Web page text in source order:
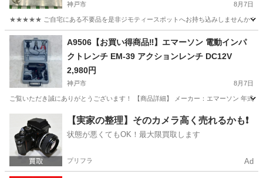
神戸市 8月7日
★★★★★ ご自宅にある不要品を是非ジモティースポットへお持ち込みしませんか？
兵庫 神戸市 キッチン家電 スポット
A9506【お買い得商品‼】エマーソン 電動インパ
クトレンチ EM-39 アクションレンチ DC12V
2,980円
神戸市 8月7日
ご覧いただき誠にありがとうございます！ 【商品詳細】 メーカー：エマーソン 年式
その他
【実家の整理】そのカメラ高く売れるかも❗️
状態が悪くてもOK！最大限買取します
プリフラ Ad